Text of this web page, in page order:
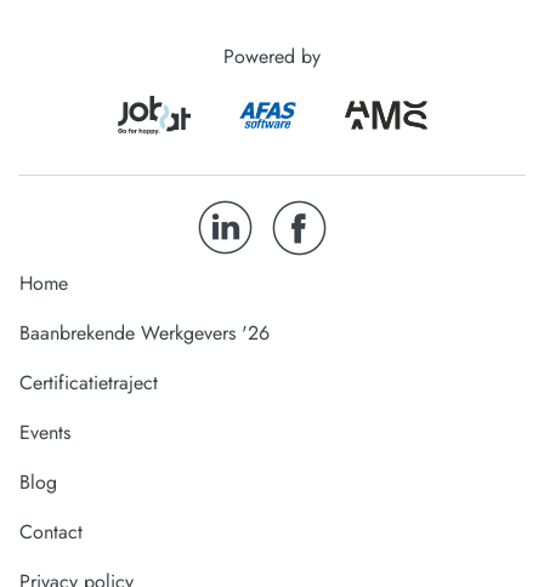
Powered by
Home
Baanbrekende Werkgevers '26
Certificatietraject
Events
Blog
Contact